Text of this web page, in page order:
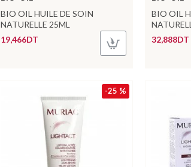
BIO OIL HUILE DE SOIN
NATURELLE 25ML
19,466DT
BIO OIL
32,888DT
-25 %